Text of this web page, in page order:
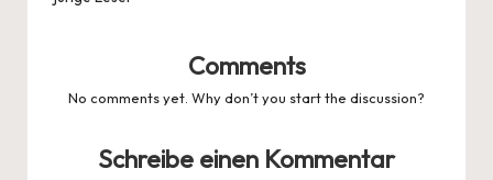
Comments
No comments yet. Why don’t you start the discussion?
Schreibe einen Kommentar